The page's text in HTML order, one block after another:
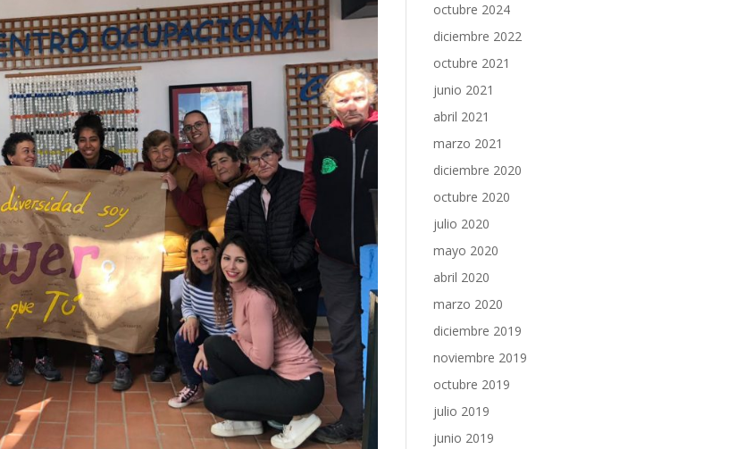
octubre 2024
diciembre 2022
octubre 2021
junio 2021
abril 2021
marzo 2021
diciembre 2020
octubre 2020
julio 2020
mayo 2020
abril 2020
marzo 2020
diciembre 2019
noviembre 2019
octubre 2019
julio 2019
junio 2019